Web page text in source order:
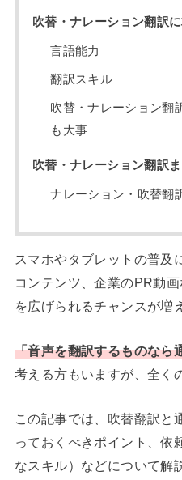
吹替・ナレーション翻訳
言語能力
翻訳スキル
吹替・ナレーション翻
も大事
吹替・ナレーション翻訳
ナレーション・吹替翻
スマホやタブレットの普及
コンテンツ、企業のPR動
を広げられるチャンスが増
「音声を翻訳するものなら
考える方もいますが、全く
この記事では、吹替翻訳と
っておくべきポイント、依
なスキル）などについて解